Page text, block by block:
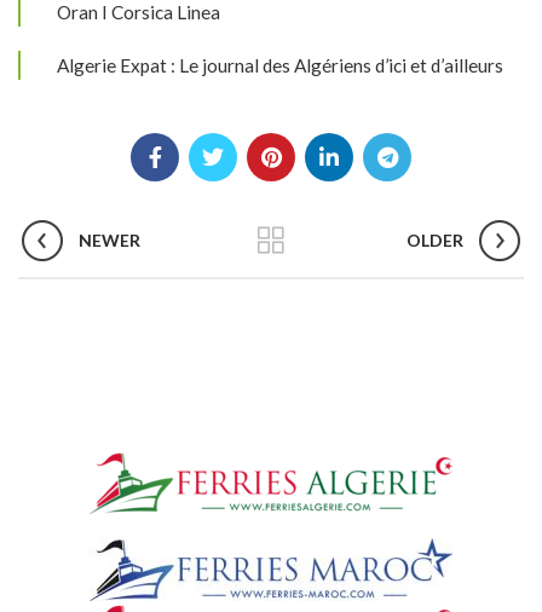
Oran I Corsica Linea
Algerie Expat : Le journal des Algériens d’ici et d’ailleurs
NEWER OLDER